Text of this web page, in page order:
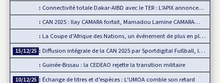
Connectivité totale Dakar-AIBD avec le TER : L’APIX annonce…
CAN 2025 : Ilay CAMARA forfait, Mamadou Lamine CAMARA…
La Coupe d’Afrique des Nations, un événement de plus en plus…
15/12/25
Diffusion intégrale de la CAN 2025 par Sportdigital Fußball, le…
Guinée-Bissau : la CEDEAO rejette la transition militaire
10/12/25
Échange de titres et d’espèces : L’UMOA comble son retard